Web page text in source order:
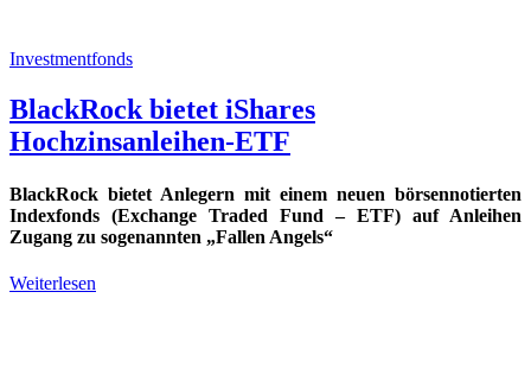
Investmentfonds
BlackRock bietet iShares
Hochzinsanleihen-ETF
BlackRock bietet Anlegern mit einem neuen börsennotierten
Indexfonds (Exchange Traded Fund – ETF) auf Anleihen
Zugang zu sogenannten „Fallen Angels“
Weiterlesen